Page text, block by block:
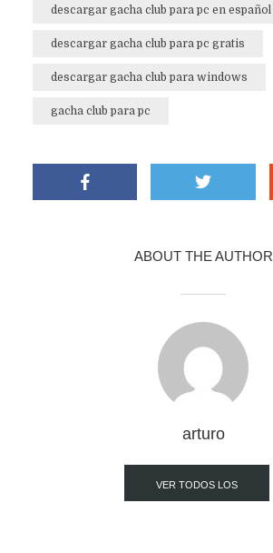
descargar gacha club para pc en español
descargar gacha club para pc gratis
descargar gacha club para windows
gacha club para pc
ABOUT THE AUTHOR
arturo
VER TODOS LOS